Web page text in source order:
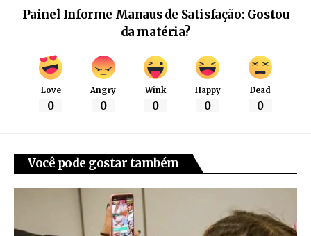
Painel Informe Manaus de Satisfação: Gostou
da matéria?
Love
0
Angry
0
Wink
0
Happy
0
Dead
0
Você pode gostar também